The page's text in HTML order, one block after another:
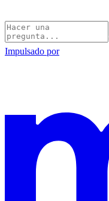
Impulsado por